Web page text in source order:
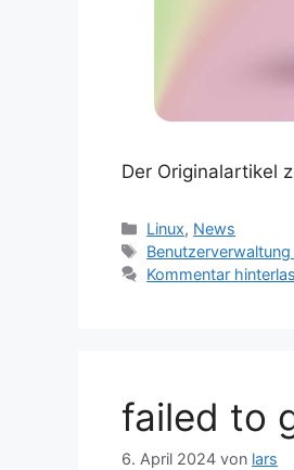
Der Originalartikel
Kategorien
Linux, News
Schlagwörter
Benutzerverwaltung
Kommentar
failed to
6. April 2024 von lars